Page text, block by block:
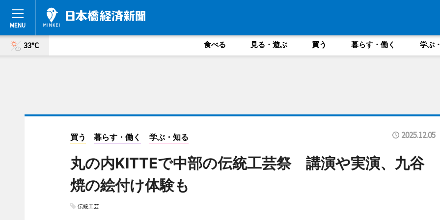
33°C 食べる 見る・遊ぶ 買う 暮らす・働く 学ぶ
買う 暮らす・働く 学ぶ・知る 2025.12.05
丸の内KITTEで中部の伝統工芸祭 講演や実演、九谷
焼の絵付け体験も
伝統工芸